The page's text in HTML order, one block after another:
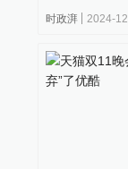
时政湃 2024-